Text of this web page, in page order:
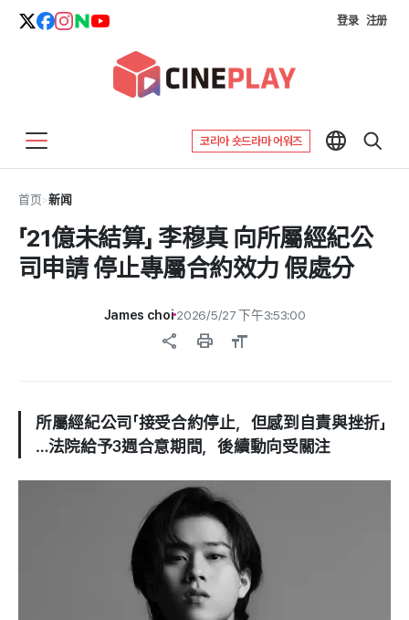
登录 注册
코리아 숏드라마 어워즈
首页>新闻
「21億未結算」 李穆真 向所屬經紀公
司申請 停止專屬合約效力 假處分
James choi 2026/5/27 下午3:53:00
share print format_size
所屬經紀公司「接受合約停止，但感到自責與挫折」
…法院給予3週合意期間，後續動向受關注